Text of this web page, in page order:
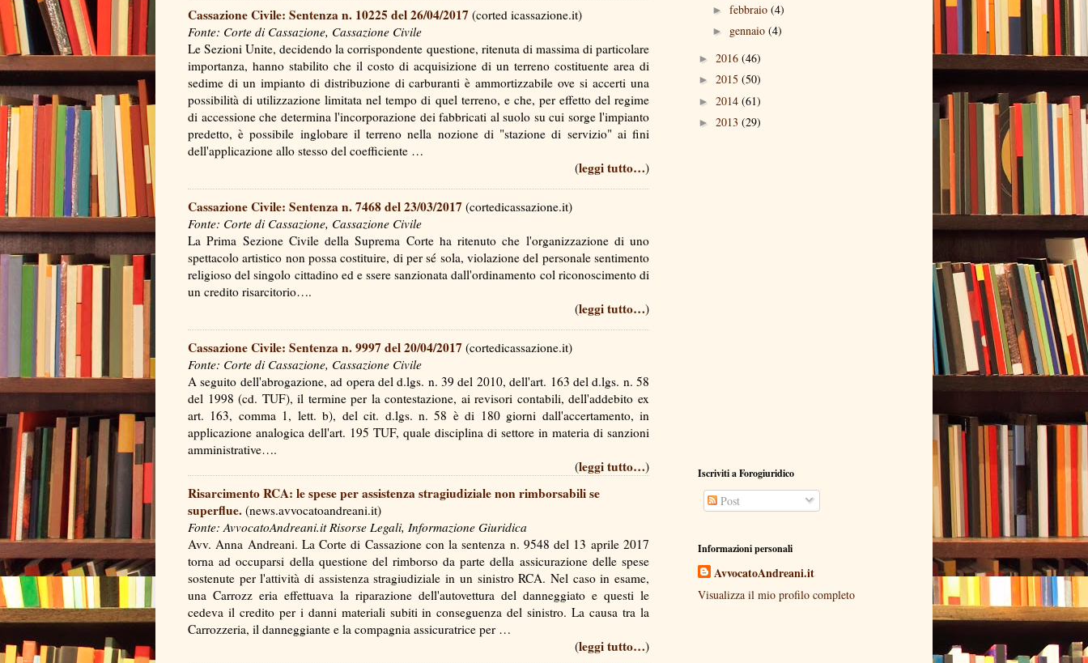
Cassazione Civile: Sentenza n. 10225 del 26/04/2017 (corted icassazione.it)
Fonte: Corte di Cassazione, Cassazione Civile
Le Sezioni Unite, decidendo la corrispondente questione, ritenuta di massima di particolare
importanza, hanno stabilito che il costo di acquisizione di un terreno costituente area di
sedime di un impianto di distribuzione di carburanti è ammortizzabile ove si accerti una
possibilità di utilizzazione limitata nel tempo di quel terreno, e che, per effetto del regime
di accessione che determina l'incorporazione dei fabbricati al suolo su cui sorge l'impianto
predetto, è possibile inglobare il terreno nella nozione di "stazione di servizio" ai fini
dell'applicazione allo stesso del coefficiente …
(leggi tutto…)
Cassazione Civile: Sentenza n. 7468 del 23/03/2017 (cortedicassazione.it)
Fonte: Corte di Cassazione, Cassazione Civile
La Prima Sezione Civile della Suprema Corte ha ritenuto che l'organizzazione di uno
spettacolo artistico non possa costituire, di per sé sola, violazione del personale sentimento
religioso del singolo cittadino ed e ssere sanzionata dall'ordinamento col riconoscimento di
un credito risarcitorio….
(leggi tutto…)
Cassazione Civile: Sentenza n. 9997 del 20/04/2017 (cortedicassazione.it)
Fonte: Corte di Cassazione, Cassazione Civile
A seguito dell'abrogazione, ad opera del d.lgs. n. 39 del 2010, dell'art. 163 del d.lgs. n. 58
del 1998 (cd. TUF), il termine per la contestazione, ai revisori contabili, dell'addebito ex
art. 163, comma 1, lett. b), del cit. d.lgs. n. 58 è di 180 giorni dall'accertamento, in
applicazione analogica dell'art. 195 TUF, quale disciplina di settore in materia di sanzioni
amministrative….
(leggi tutto…)
Risarcimento RCA: le spese per assistenza stragiudiziale non rimborsabili se
superflue. (news.avvocatoandreani.it)
Fonte: AvvocatoAndreani.it Risorse Legali, Informazione Giuridica
Avv. Anna Andreani. La Corte di Cassazione con la sentenza n. 9548 del 13 aprile 2017
torna ad occuparsi della questione del rimborso da parte della assicurazione delle spese
sostenute per l'attività di assistenza stragiudiziale in un sinistro RCA. Nel caso in esame,
una Carrozz eria effettuava la riparazione dell'autovettura del danneggiato e questi le
cedeva il credito per i danni materiali subiti in conseguenza del sinistro. La causa tra la
Carrozzeria, il danneggiante e la compagnia assicuratrice per …
(leggi tutto…)
► febbraio (4)
► gennaio (4)
► 2016 (46)
► 2015 (50)
► 2014 (61)
► 2013 (29)
Iscriviti a Forogiuridico
Post
Informazioni personali
AvvocatoAndreani.it
Visualizza il mio profilo completo